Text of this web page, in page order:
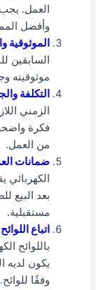
العمل. يجب
وأفضل
الموثوقية
السابقين
موثوقيته
التكلفة
الزمني
فكرة
من العمل.
ضمانات
الكهربائي
بعد البيع
مستقبلية.
اتباع
باللوائح
يكون لديه
وفقًا للوائح.